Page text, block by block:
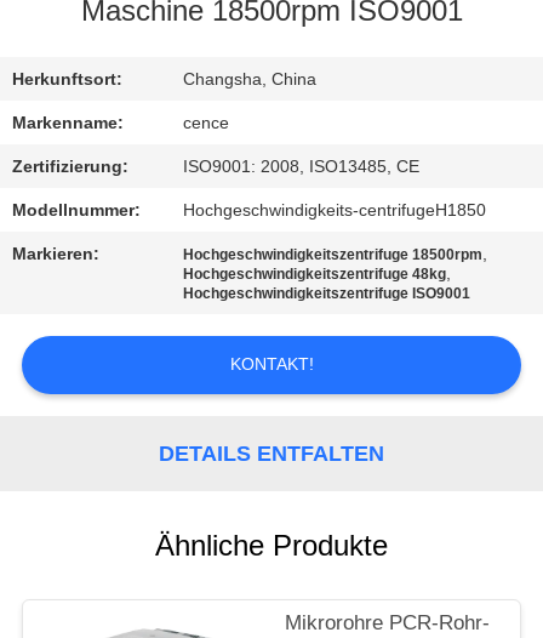
MIT
UNS
NEUIGKEITEN
RECHTSSACHEN
VR
Maschine 18500rpm ISO9001
Herkunftsort: Changsha, China
Markenname: cence
Zertifizierung: ISO9001: 2008, ISO13485, CE
Modellnummer: Hochgeschwindigkeits-centrifugeH1850
Markieren: Hochgeschwindigkeitszentrifuge 18500rpm,
Hochgeschwindigkeitszentrifuge 48kg,
Hochgeschwindigkeitszentrifuge ISO9001
KONTAKT!
DETAILS ENTFALTEN
Ähnliche Produkte
Mikrorohre PCR-Rohr-